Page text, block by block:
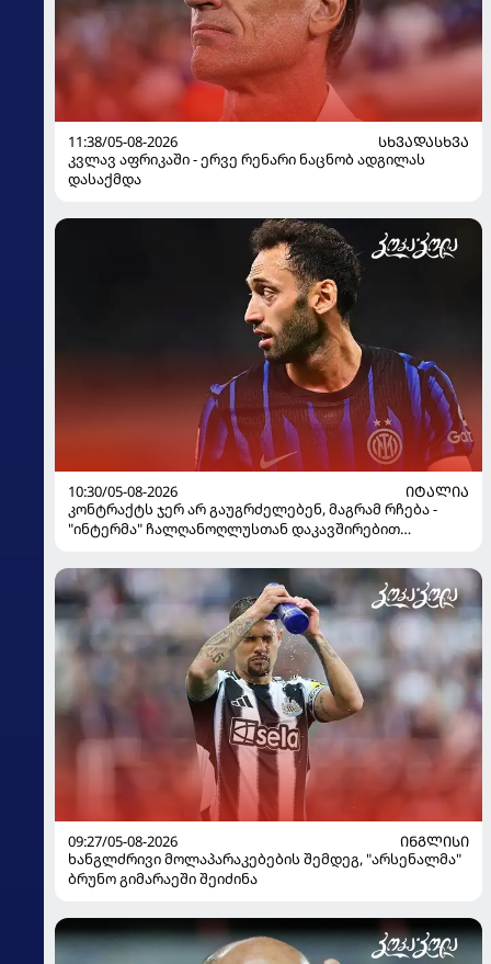
11:38/05-08-2026
ᲡᲮᲕᲐᲓᲐᲡᲮᲕᲐ
კვლავ აფრიკაში - ერვე რენარი ნაცნობ ადგილას
დასაქმდა
10:30/05-08-2026
ᲘᲢᲐᲚᲘᲐ
კონტრაქტს ჯერ არ გაუგრძელებენ, მაგრამ რჩება -
"ინტერმა" ჩალღანოღლუსთან დაკავშირებით
09:27/05-08-2026
ᲘᲜᲒᲚᲘᲡᲘ
ხანგლძრივი მოლაპარაკებების შემდეგ, "არსენალმა"
ბრუნო გიმარაეში შეიძინა